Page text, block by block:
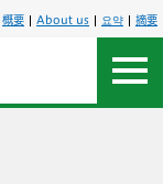
概要 About us 요약 摘要